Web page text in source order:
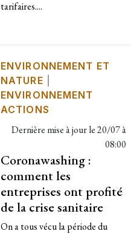
tarifaires....
ENVIRONNEMENT ET
NATURE
ENVIRONNEMENT
ACTIONS
Dernière mise à jour le20/07 à
08:00
Coronawashing :
comment les
entreprises ont profité
de la crise sanitaire
On a tous vécu la période du